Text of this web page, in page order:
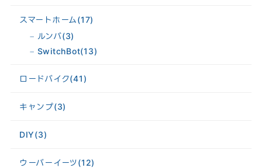
スマートホーム(17)
ルンバ(3)
SwitchBot(13)
ロードバイク(41)
キャンプ(3)
DIY(3)
ウーバーイーツ(12)